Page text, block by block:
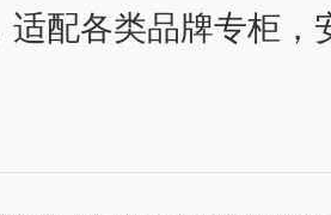
配各类品牌专柜，